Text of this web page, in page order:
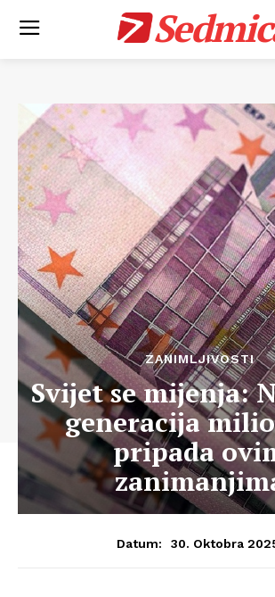
ZANIMLJIVOSTI
Svijet se mijenja:
generacija
pripada
Datum: 30. Oktobra